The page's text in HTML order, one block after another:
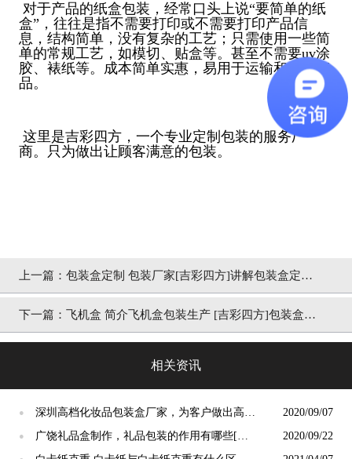
对于产品的纸盒包装，经常口头上说“要简单的纸
盒”，往往是指不需要打印或不需要打印产品信
息，结构简单，没有复杂的工艺；只需使用一些简
单的常规工艺，如模切、贴盒等。甚至不需要uv涂
胶、裱纸等。成本简单实惠，易用于运输和储存产
品。
这里是吉彩四方，一个专业定制包装的服务厂
商。只为做出让顾客满意的包装。
上一篇： 包装盒定制 包装厂家[吉彩四方]讲解包装盒定制
是如何诞生的
下一篇： 飞机盒 简介飞机盒包装生产 [吉彩四方]包装盒定
相关资讯
●
深圳高档化妆品包装盒厂家，为客户做出高档
包装[吉彩四方]
2020/09/07
●
广饶礼品盒制作，礼品包装的作用有哪些[吉
2020/09/22